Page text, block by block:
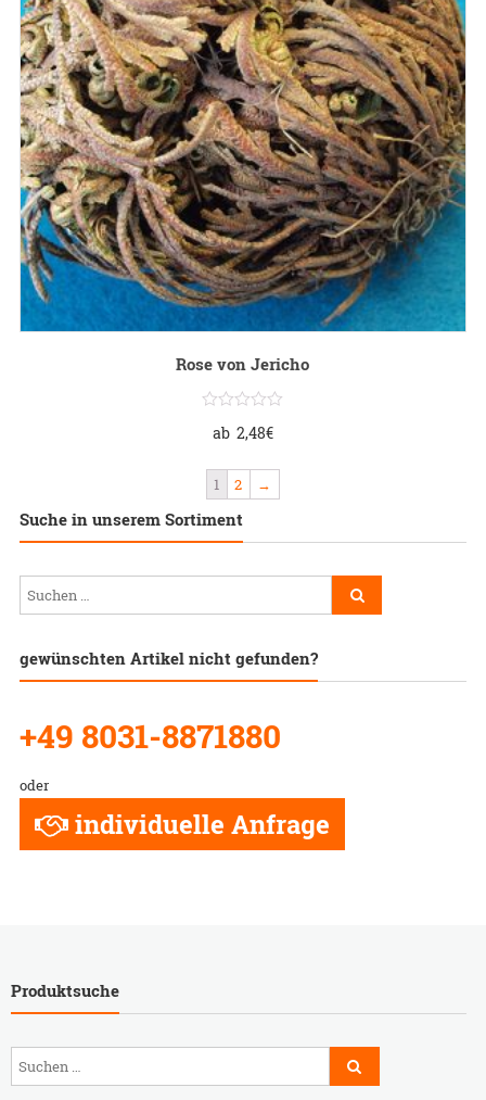
Rose von Jericho
ab 2,48€
1 2 →
Suche in unserem Sortiment
gewünschten Artikel nicht gefunden?
+49 8031-8871880
oder
individuelle Anfrage
Produktsuche